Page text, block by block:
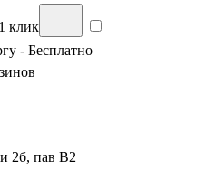
клик
- Бесплатно
2б, пав В2